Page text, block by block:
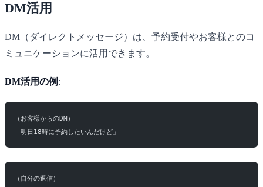
DM活用
DM（ダイレクトメッセージ）は、予約受付やお客様とのコ
ミュニケーションに活用できます。
DM活用の例 :
（お客様からのDM）
「明日18時に予約したいんだけど」
（自分の返信）